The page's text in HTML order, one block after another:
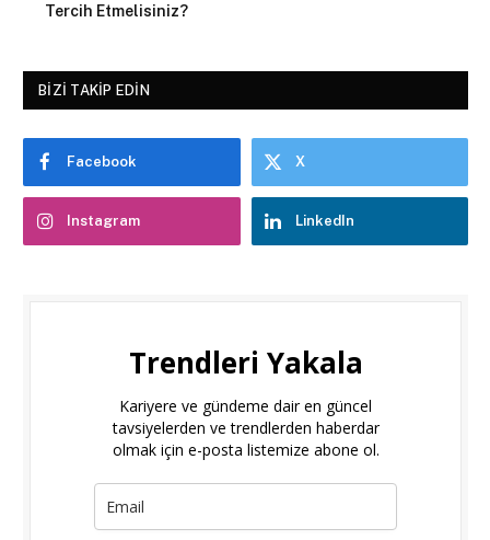
Tercih Etmelisiniz?
BIZI TAKIP EDIN
Facebook X
Instagram LinkedIn
Trendleri Yakala
Kariyere ve gündeme dair en güncel
tavsiyelerden ve trendlerden haberdar
olmak için e-posta listemize abone ol.